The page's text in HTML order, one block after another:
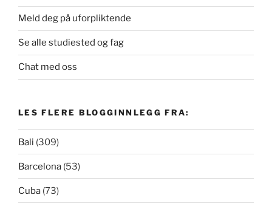
Meld deg på uforpliktende
Se alle studiested og fag
Chat med oss
LES FLERE BLOGGINNLEGG FRA:
Bali (309)
Barcelona (53)
Cuba (73)